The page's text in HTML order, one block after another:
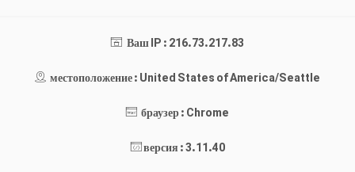
Ваш IP : 216.73.217.83
местоположение : United States of America/Seattle
браузер : Chrome
версия : 3.11.40